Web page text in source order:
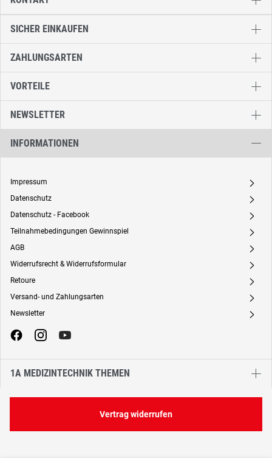
SICHER EINKAUFEN
ZAHLUNGSARTEN
VORTEILE
NEWSLETTER
INFORMATIONEN
Impressum A
Datenschutz A
Datenschutz - Facebook A
Teilnahmebedingungen Gewinnspiel A
AGB A
Widerrufsrecht & Widerrufsformular A
Retoure A
Versand- und Zahlungsarten A
Newsletter A
1A MEDIZINTECHNIK THEMEN
Vertrag widerrufen